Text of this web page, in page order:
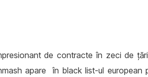
de contracte în zeci de
apare în black list-ul european